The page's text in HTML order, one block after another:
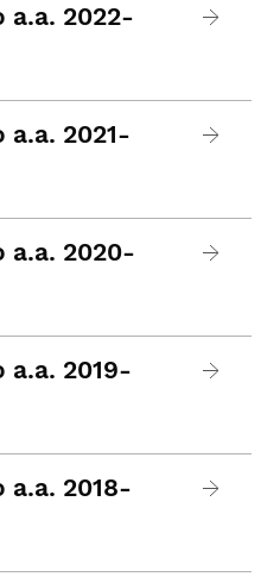
a.a. 2022-
a.a. 2021-
a.a. 2020-
a.a. 2019-
a.a. 2018-